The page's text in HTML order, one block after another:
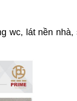
wc, lát nền nhà,